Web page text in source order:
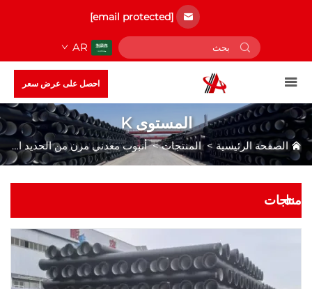
[email protected]
AR
احصل على عرض سعر
المستوى K
الصفحة الرئيسية>المنتجات>أنبوب معدني مرن من الحديد الدكتايل
منتجات